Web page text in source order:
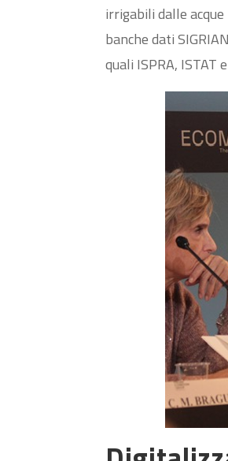
irrigabili dalle
banche dati
quali ISPRA, ISTAT